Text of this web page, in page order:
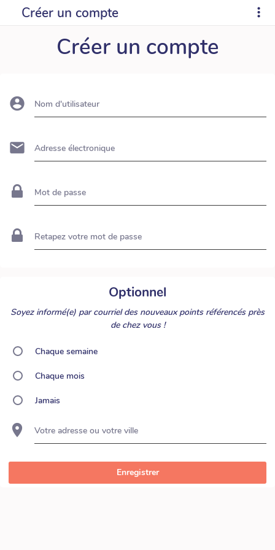
Créer un compte
Créer un compte
Nom d'utilisateur
Adresse électronique
Mot de passe
Retapez votre mot de passe
Optionnel
Soyez informé(e) par courriel des nouveaux points référencés près
de chez vous !
Chaque semaine
Chaque mois
Jamais
Votre adresse ou votre ville